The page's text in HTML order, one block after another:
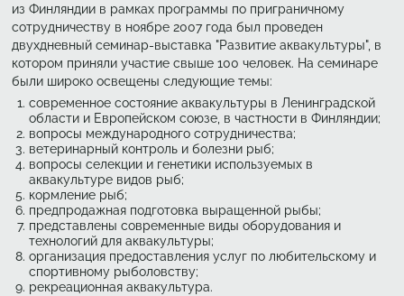
из Финляндии в рамках программы по приграничному
сотрудничеству в ноябре 2007 года был проведен
двухдневный семинар-выставка "Развитие аквакультуры", в
котором приняли участие свыше 100 человек. На семинаре
были широко освещены следующие темы:
современное состояние аквакультуры в Ленинградской
области и Европейском союзе, в частности в Финляндии;
вопросы международного сотрудничества;
ветеринарный контроль и болезни рыб;
вопросы селекции и генетики используемых в
аквакультуре видов рыб;
кормление рыб;
предпродажная подготовка выращенной рыбы;
представлены современные виды оборудования и
технологий для аквакультуры;
организация предоставления услуг по любительскому и
спортивному рыболовству;
рекреационная аквакультура.